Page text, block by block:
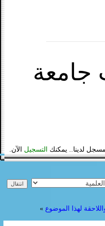
جامعة
لدينا.. يمكنك التسجيل الآن.
لهذا الموضوع »